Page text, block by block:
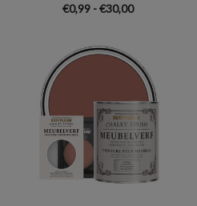
€0,99 - €30,00